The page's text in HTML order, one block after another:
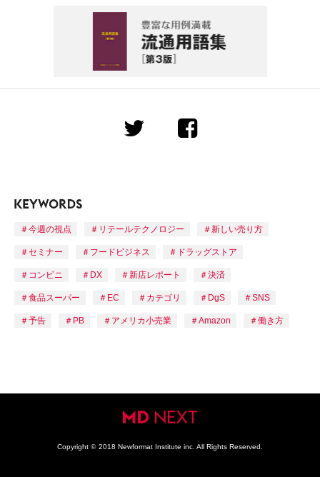
今週の視点 リテールテクノロジー 新しい売り方
セミナー フードビジネス ドラッグストア
コンビニ DX 新店レポート 決済
食品スーパー EC カテゴリ DgS SNS
予告 PB アメリカ小売業 Amazon 働き方
Copyright © 2018 Newformat Institute inc. All Rights Reserved.